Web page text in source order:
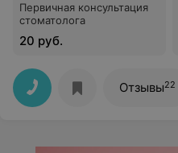
Первичная консультация
стоматолога
20 руб.
Отзывы22